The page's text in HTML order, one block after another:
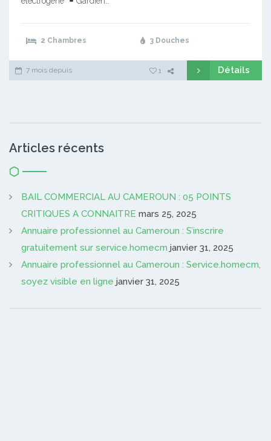
2 Chambres 3 Douches
7 mois depuis 1 Détails
Articles récents
BAIL COMMERCIAL AU CAMEROUN : 05 POINTS
CRITIQUES A CONNAITRE mars 25, 2025
Annuaire professionnel au Cameroun : S’inscrire
gratuitement sur service.homecm janvier 31, 2025
Annuaire professionnel au Cameroun : Service.homecm,
soyez visible en ligne janvier 31, 2025